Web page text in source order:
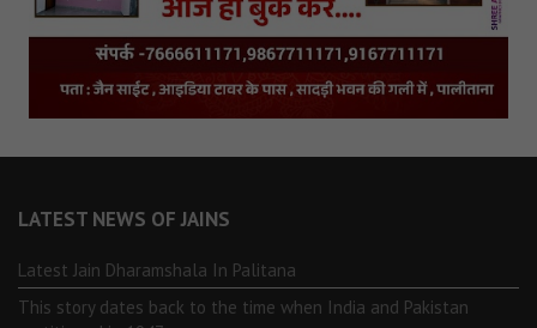
LATEST NEWS OF JAINS
Latest Jain Dharamshala In Palitana
This story dates back to the time when India and Pakistan